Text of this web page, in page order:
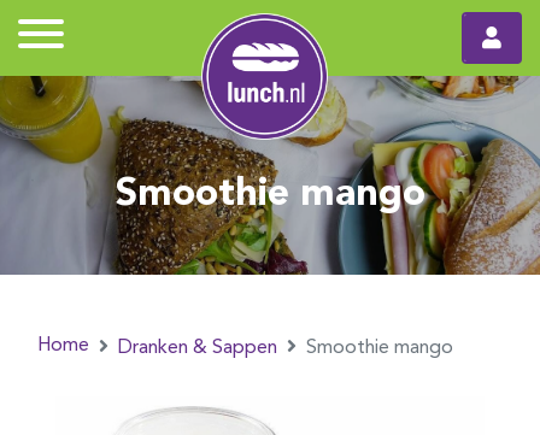
Smoothie mango
Home Dranken & Sappen Smoothie mango